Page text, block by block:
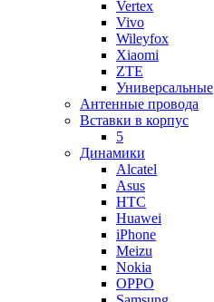
Vertex
Vivo
Wileyfox
Xiaomi
ZTE
Универсальные
Антенные провода
Вставки в корпус
5
Динамики
Alcatel
Asus
HTC
Huawei
iPhone
Meizu
Nokia
OPPO